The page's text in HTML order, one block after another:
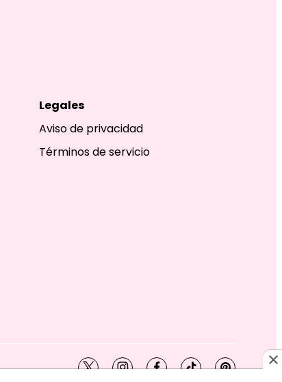
Legales
Aviso de privacidad
Términos de servicio
twitterinstagramfacebook
tiktokpinterest